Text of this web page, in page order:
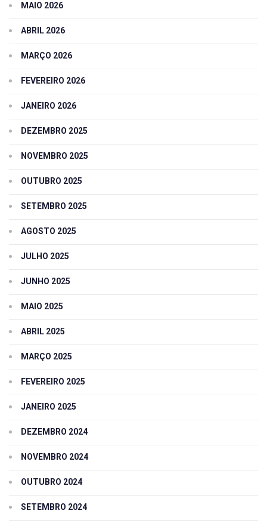
MAIO 2026
ABRIL 2026
MARÇO 2026
FEVEREIRO 2026
JANEIRO 2026
DEZEMBRO 2025
NOVEMBRO 2025
OUTUBRO 2025
SETEMBRO 2025
AGOSTO 2025
JULHO 2025
JUNHO 2025
MAIO 2025
ABRIL 2025
MARÇO 2025
FEVEREIRO 2025
JANEIRO 2025
DEZEMBRO 2024
NOVEMBRO 2024
OUTUBRO 2024
SETEMBRO 2024